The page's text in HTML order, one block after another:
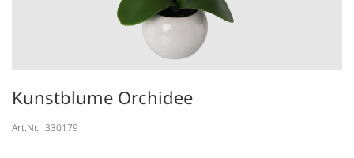
Kunstblume Orchidee
Art.Nr.: 330179